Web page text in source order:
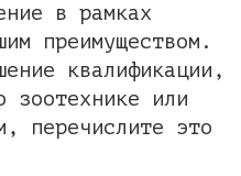
в рамках
преимуществом.
квалификации,
зоотехнике или
перечислите это